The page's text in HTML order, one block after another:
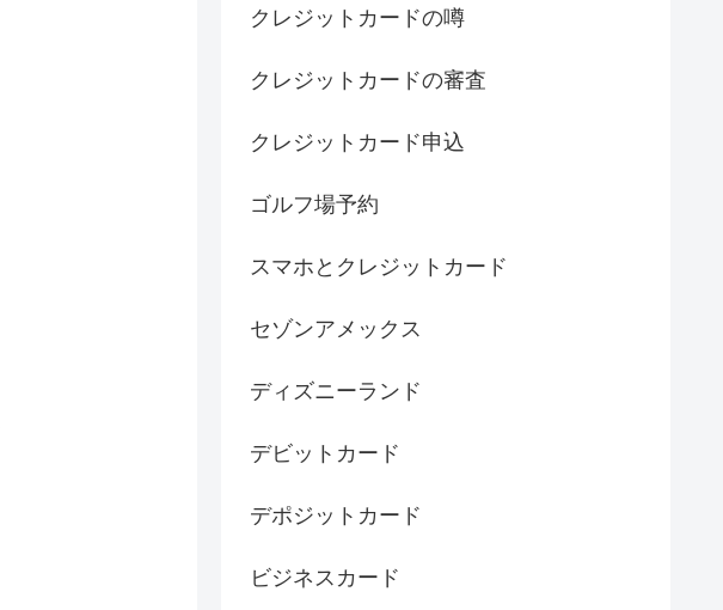
クレジットカードの噂
クレジットカードの審査
クレジットカード申込
ゴルフ場予約
スマホとクレジットカード
セゾンアメックス
ディズニーランド
デビットカード
デポジットカード
ビジネスカード